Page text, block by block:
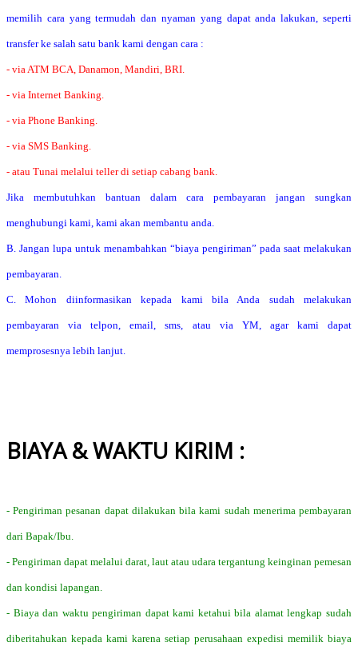
memilih cara yang termudah dan nyaman yang dapat anda lakukan, seperti
transfer ke salah satu bank kami dengan cara :
- via ATM BCA, Danamon, Mandiri, BRI.
- via Internet Banking.
- via Phone Banking.
- via SMS Banking.
- atau Tunai melalui teller di setiap cabang bank.
Jika membutuhkan bantuan dalam cara pembayaran jangan sungkan
menghubungi kami, kami akan membantu anda.
B. Jangan lupa untuk menambahkan “biaya pengiriman” pada saat melakukan
pembayaran.
C. Mohon diinformasikan kepada kami bila Anda sudah melakukan
pembayaran via telpon, email, sms, atau via YM, agar kami dapat
memprosesnya lebih lanjut.
BIAYA & WAKTU KIRIM :
- Pengiriman pesanan dapat dilakukan bila kami sudah menerima pembayaran
dari Bapak/Ibu.
- Pengiriman dapat melalui darat, laut atau udara tergantung keinginan pemesan
dan kondisi lapangan.
- Biaya dan waktu pengiriman dapat kami ketahui bila alamat lengkap sudah
diberitahukan kepada kami karena setiap perusahaan expedisi memilik biaya